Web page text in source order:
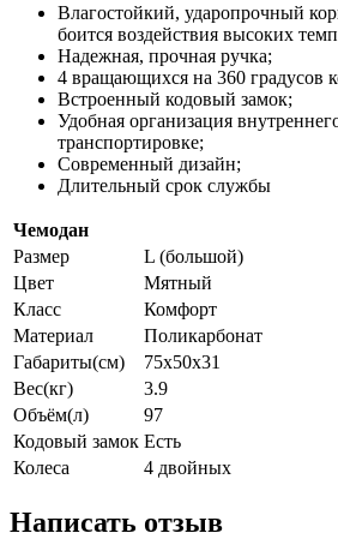
Влагостойкий, ударопрочный
боится воздействия высоких
Надежная, прочная ручка;
4 вращающихся на 360 градусов
Встроенный кодовый замок;
Удобная организация
транспортировке;
Современный дизайн;
Длительный срок службы
Чемодан
Размер
L (большой)
Цвет
Мятный
Класс
Комфорт
Материал
Поликарбонат
Габариты(см)
75x50x31
Вес(кг)
3.9
Объём(л)
97
Кодовый замок Есть
Колеса
4 двойных
Написать отзыв